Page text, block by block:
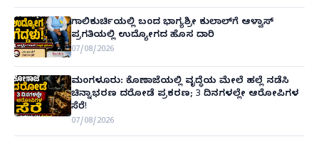
ಗಾಲಿಕುರ್ಚಿಯಲ್ಲಿ ಬಂದ ಭಾಗ್ಯಶ್ರೀ ಕುಲಾಲ್‌ಗೆ ಆಳ್ವಾಸ್
ಪ್ರಗತಿಯಲ್ಲಿ ಉದ್ಯೋಗದ ಹೊಸ ದಾರಿ
07/08/2026
ಮಂಗಳೂರು: ಕೊಣಾಜೆಯಲ್ಲಿ ವೃದ್ಧೆಯ ಮೇಲೆ ಹಲ್ಲೆ ನಡೆಸಿ
ಚಿನ್ನಾಭರಣ ದರೋಡೆ ಪ್ರಕರಣ; 3 ದಿನಗಳಲ್ಲೇ ಆರೋಪಿಗಳ
ಸೆರೆ!
07/08/2026